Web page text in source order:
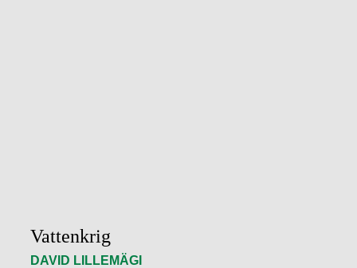
Vattenkrig
DAVID LILLEMÄGI